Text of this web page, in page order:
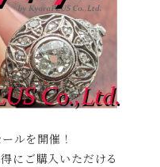
ルを開催！
にご購入いただける